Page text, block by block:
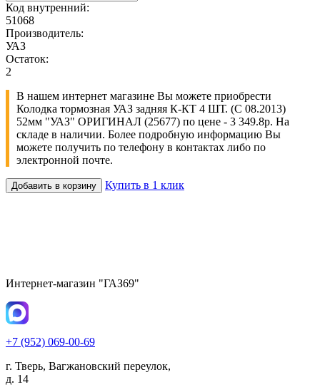
Код внутренний:
51068
Производитель:
УАЗ
Остаток:
2
В нашем интернет магазине Вы можете приобрести
Колодка тормозная УАЗ задняя К-КТ 4 ШТ. (С 08.2013)
52мм "УАЗ" ОРИГИНАЛ (25677) по цене - 3 349.8р. На
складе в наличии. Более подробную информацию Вы
можете получить по телефону в контактах либо по
электронной почте.
Добавить в корзину Купить в 1 клик
Интернет-магазин "ГАЗ69"
+7 (952) 069-00-69
г. Тверь, Вагжановский переулок,
д. 14